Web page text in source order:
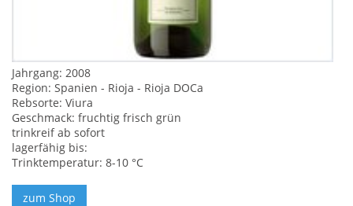
Jahrgang: 2008
Region: Spanien - Rioja - Rioja DOCa
Rebsorte: Viura
Geschmack: fruchtig frisch grün
trinkreif ab sofort
lagerfähig bis:
Trinktemperatur: 8-10 °C